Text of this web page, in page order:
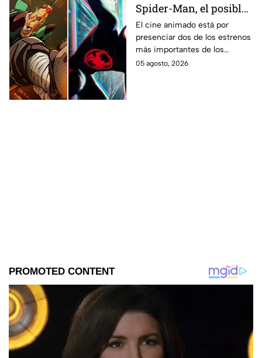
Spider-Man, el posible
gran enfrentamiento
en taquilla del 2027
El cine animado está por
presenciar dos de los estrenos
más importantes de los
últimos años.
05 agosto, 2026